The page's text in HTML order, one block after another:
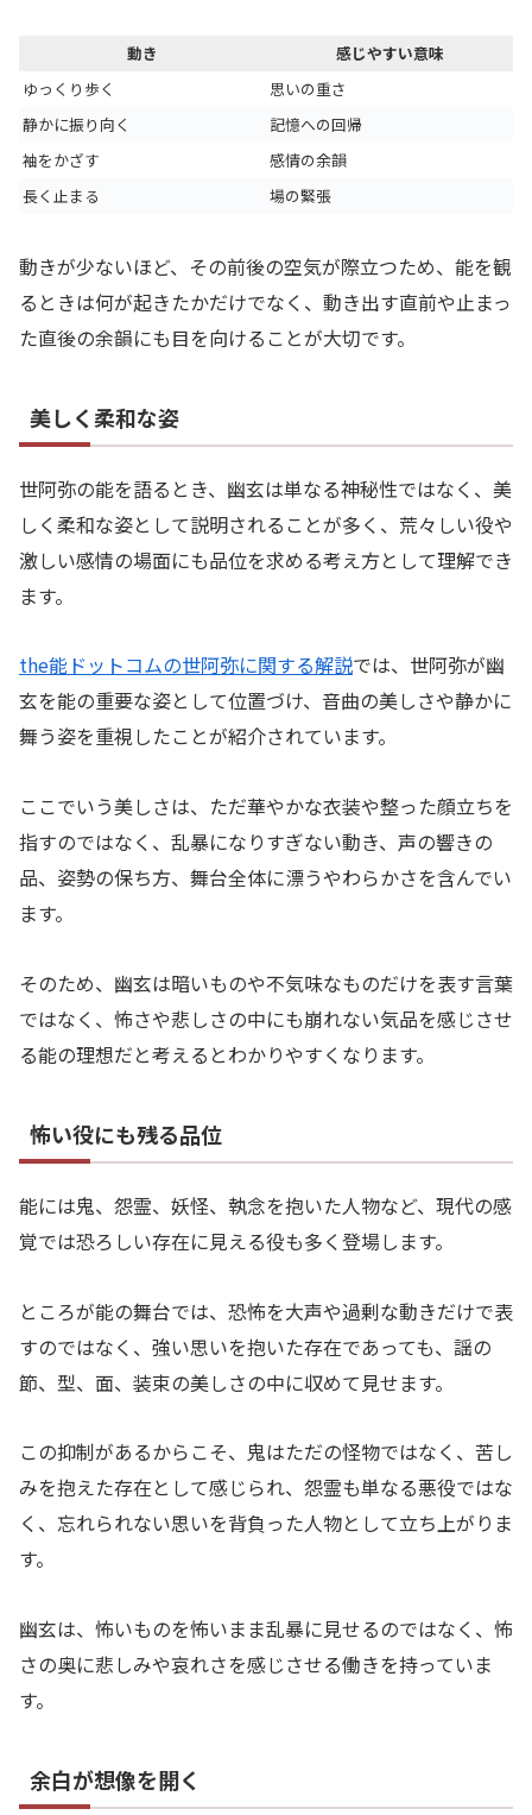
動き
感じやすい意味
ゆっくり歩く
思いの重さ
静かに振り向く
記憶への回帰
袖をかざす
感情の余韻
長く止まる
場の緊張
動きが少ないほど、その前後の空気が際立つため、能を観
るときは何が起きたかだけでなく、動き出す直前や止まっ
た直後の余韻にも目を向けることが大切です。
美しく柔和な姿
世阿弥の能を語るとき、幽玄は単なる神秘性ではなく、美
しく柔和な姿として説明されることが多く、荒々しい役や
激しい感情の場面にも品位を求める考え方として理解でき
ます。
the能ドットコムの世阿弥に関する解説では、世阿弥が幽
玄を能の重要な姿として位置づけ、音曲の美しさや静かに
舞う姿を重視したことが紹介されています。
ここでいう美しさは、ただ華やかな衣装や整った顔立ちを
指すのではなく、乱暴になりすぎない動き、声の響きの
品、姿勢の保ち方、舞台全体に漂うやわらかさを含んでい
ます。
そのため、幽玄は暗いものや不気味なものだけを表す言葉
ではなく、怖さや悲しさの中にも崩れない気品を感じさせ
る能の理想だと考えるとわかりやすくなります。
怖い役にも残る品位
能には鬼、怨霊、妖怪、執念を抱いた人物など、現代の感
覚では恐ろしい存在に見える役も多く登場します。
ところが能の舞台では、恐怖を大声や過剰な動きだけで表
すのではなく、強い思いを抱いた存在であっても、謡の
節、型、面、装束の美しさの中に収めて見せます。
この抑制があるからこそ、鬼はただの怪物ではなく、苦し
みを抱えた存在として感じられ、怨霊も単なる悪役ではな
く、忘れられない思いを背負った人物として立ち上がりま
す。
幽玄は、怖いものを怖いまま乱暴に見せるのではなく、怖
さの奥に悲しみや哀れさを感じさせる働きを持っていま
す。
余白が想像を開く